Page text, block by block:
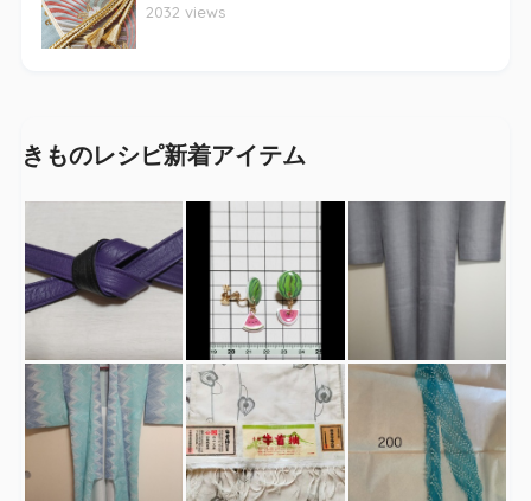
2032 views
きものレシピ新着アイテム